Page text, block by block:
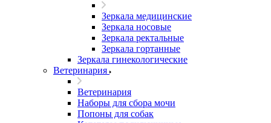
Зеркала медицинские
Зеркала носовые
Зеркала ректальные
Зеркала гортанные
Зеркала гинекологические
Ветеринария
Ветеринария
Наборы для сбора мочи
Попоны для собак